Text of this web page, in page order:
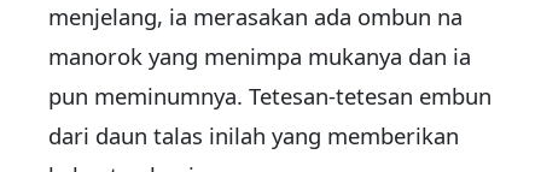
menjelang, ia merasakan ada ombun na
manorok yang menimpa mukanya dan ia
pun meminumnya. Tetesan-tetesan embun
dari daun talas inilah yang memberikan